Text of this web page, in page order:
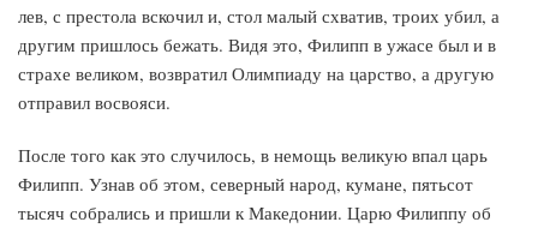
лев, с престола вскочил и, стол малый схватив, троих убил, а
другим пришлось бежать. Видя это, Филипп в ужасе был и в
страхе великом, возвратил Олимпиаду на царство, а другую
отправил восвояси.
После того как это случилось, в немощь великую впал царь
Филипп. Узнав об этом, северный народ, кумане, пятьсот
тысяч собрались и пришли к Македонии. Царю Филиппу об